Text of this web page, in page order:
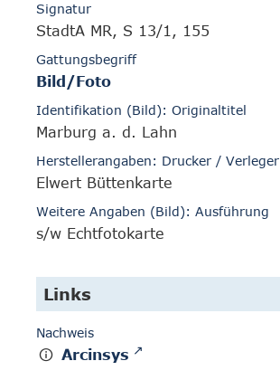
Signatur
StadtA MR, S 13/1, 155
Gattungsbegriff
Bild/Foto
Identifikation (Bild): Originaltitel
Marburg a. d. Lahn
Herstellerangaben: Drucker / Verleger
Elwert Büttenkarte
Weitere Angaben (Bild): Ausführung
s/w Echtfotokarte
Links
Nachweis
Arcinsys